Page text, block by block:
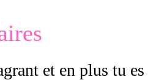
et en plus tu